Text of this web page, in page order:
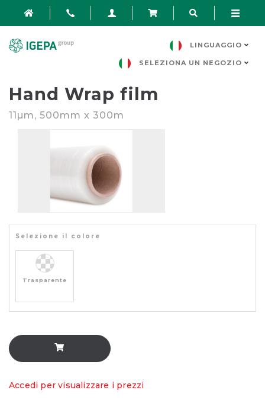
LINGUAGGIO
SELEZIONA UN NEGOZIO
Hand Wrap film
11µm, 500mm x 300m
Selezione il colore
Trasparente
Accedi per visualizzare i prezzi